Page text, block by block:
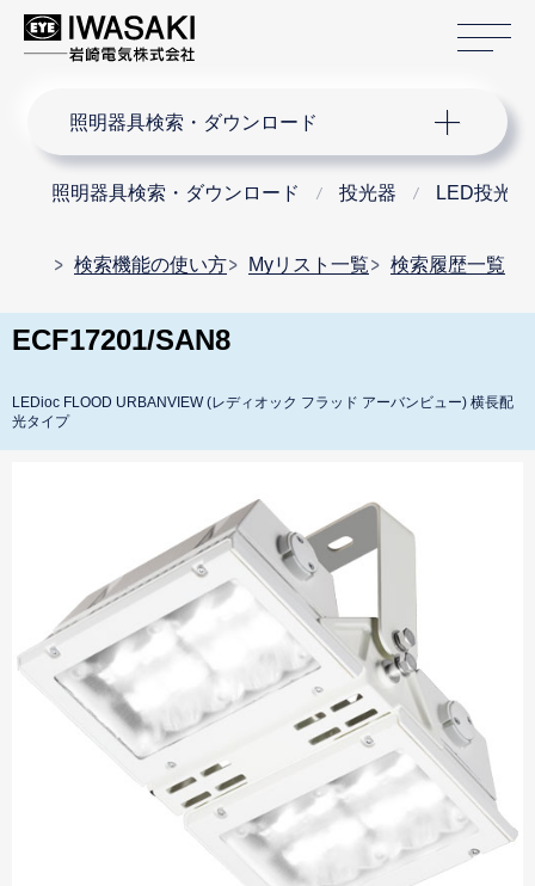
照明器具検索・ダウンロード
照明器具検索・ダウンロード 投光器 LED投光器
検索機能の使い方 Myリスト一覧 検索履歴一覧
ECF17201/SAN8
LEDioc FLOOD URBANVIEW (レディオック フラッド アーバンビュー) 横長配
光タイプ